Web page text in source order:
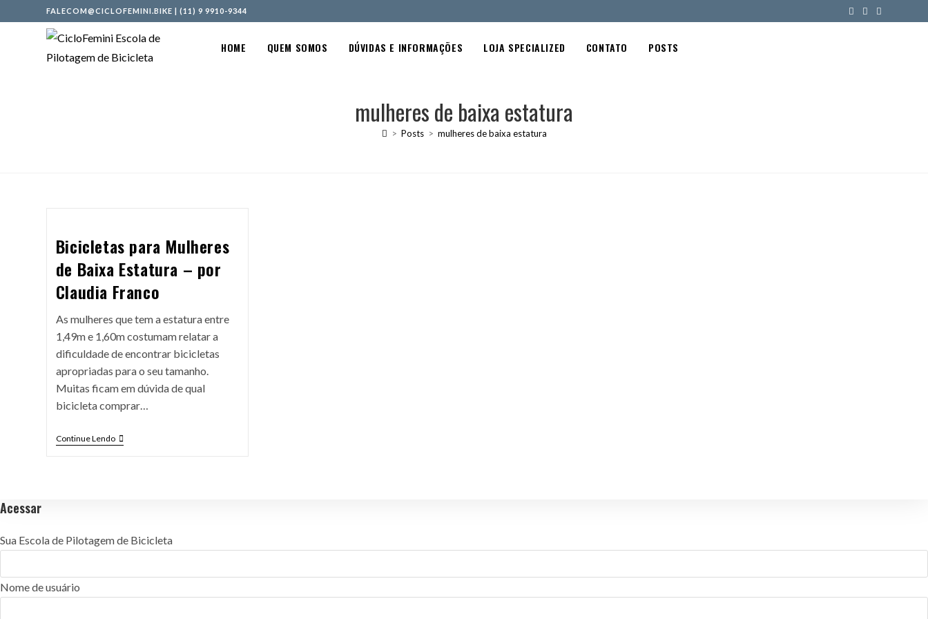
FALECOM@CICLOFEMINI.BIKE |(11) 9 9910-9344
HOME QUEM SOMOS DÚVIDAS E INFORMAÇÕES LOJA SPECIALIZED CONTATO POSTS
mulheres de baixa estatura
> Posts > mulheres de baixa estatura
Bicicletas para Mulheres
de Baixa Estatura – por
Claudia Franco
As mulheres que tem a estatura entre
1,49m e 1,60m costumam relatar a
dificuldade de encontrar bicicletas
apropriadas para o seu tamanho.
Muitas ficam em dúvida de qual
bicicleta comprar…
Continue Lendo
Acessar
Sua Escola de Pilotagem de Bicicleta
Nome de usuário